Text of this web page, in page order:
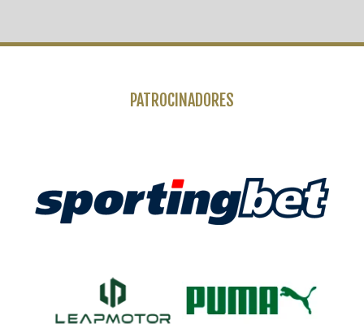
PATROCINADORES